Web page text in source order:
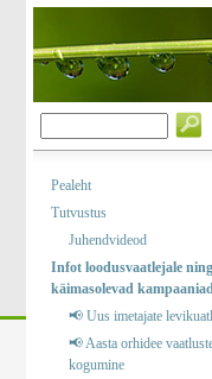
Pealeht
Tutvustus
Juhendvideod
Infot loodusvaatlejale ning
käimasolevad
📢 Uus imetajate
📢 Aasta orhidee
kogumine